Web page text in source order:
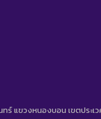
ร์ แขวงหนองบอน เขตประเว